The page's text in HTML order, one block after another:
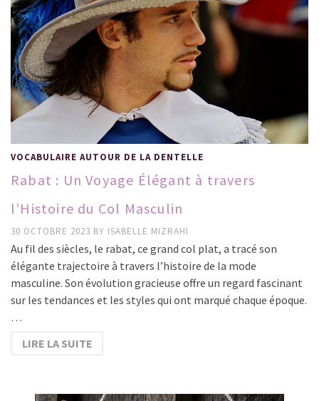
VOCABULAIRE AUTOUR DE LA DENTELLE
Rabat : Un Voyage Élégant à travers
l’Histoire du Col Masculin
30 OCTOBRE 2023 BY ISABELLE MIZRAHI
Au fil des siècles, le rabat, ce grand col plat, a tracé son
élégante trajectoire à travers l’histoire de la mode
masculine. Son évolution gracieuse offre un regard fascinant
sur les tendances et les styles qui ont marqué chaque époque.
…
LIRE LA SUITE